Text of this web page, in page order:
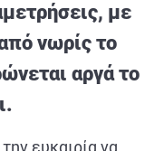
με
νωρίς το
αργά το
ευκαιρία να